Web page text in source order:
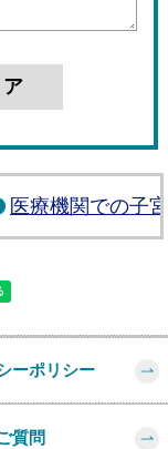
医療機関での子
ーポリシー
質問